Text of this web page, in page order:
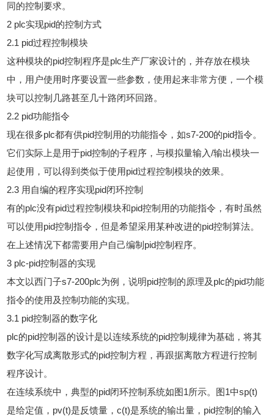
同的控制要求。
2 plc实现pid的控制方式
2.1 pid过程控制模块
这种模块的pid控制程序是plc生产厂家设计的，并存放在模块
中，用户使用时序要设置一些参数，使用起来非常方便，一个模
块可以控制几路甚至几十路闭环回路。
2.2 pid功能指令
现在很多plc都有供pid控制用的功能指令，如s7-200的pid指令。
它们实际上是用于pid控制的子程序，与模拟量输入/输出模块一
起使用，可以得到类似于使用pid过程控制模块的效果。
2.3 用自编的程序实现pid闭环控制
有的plc没有pid过程控制模块和pid控制用的功能指令，有时虽然
可以使用pid控制指令，但是希望采用某种改进的pid控制算法。
在上述情况下都需要用户自己编制pid控制程序。
3 plc-pid控制器的实现
本文以西门子s7-200plc为例，说明pid控制的原理及plc的pid功能
指令的使用及控制功能的实现。
3.1 pid控制器的数字化
plc的pid控制器的设计是以连续系统的pid控制规律为基础，将其
数字化写成离散形式的pid控制方程，再跟据离散方程进行控制
程序设计。
在连续系统中，典型的pid闭环控制系统如图1所示。图1中sp(t)
是给定值，pv(t)是反馈量，c(t)是系统的输出量，pid控制的输入